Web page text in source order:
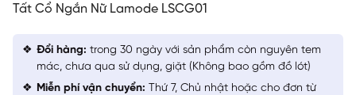
Tất Cổ Ngắn Nữ Lamode LSCG01
Đổi hàng: trong 30 ngày với sản phẩm còn nguyên tem
mác, chưa qua sử dụng, giặt (Không bao gồm đồ lót)
Miễn phí vận chuyển: Thứ 7, Chủ nhật hoặc cho đơn từ